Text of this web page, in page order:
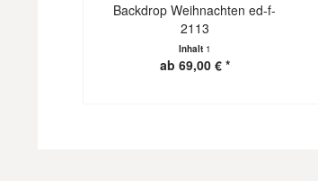
Backdrop Weihnachten ed-f-
2113
Inhalt 1
ab 69,00 € *